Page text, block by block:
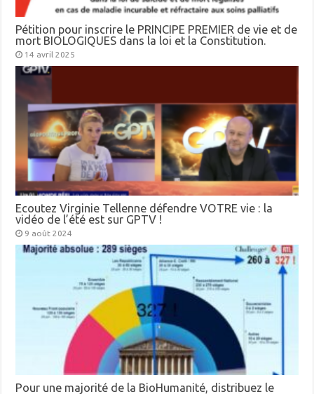
Pétition pour inscrire le PRINCIPE PREMIER de vie et de
mort BIOLOGIQUES dans la loi et la Constitution.
14 avril 2025
Ecoutez Virginie Tellenne défendre VOTRE vie : la
vidéo de l’été est sur GPTV !
9 août 2024
Pour une majorité de la BioHumanité, distribuez le